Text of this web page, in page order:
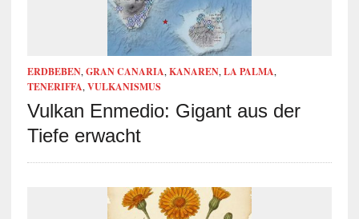
ERDBEBEN,GRAN CANARIA,KANAREN,LA PALMA,
TENERIFFA,VULKANISMUS
Vulkan Enmedio: Gigant aus der
Tiefe erwacht